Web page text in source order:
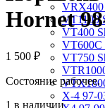
VRX400
VT1100
VT400
VT600C
VT750
X-4 97-
Hornet
1 500 ₽
Состояние рабочее.
1 в наличии